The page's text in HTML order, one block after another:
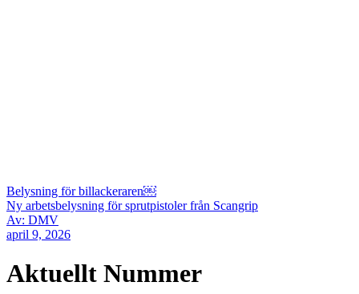
Belysning för billackeraren￼
Ny arbetsbelysning för sprutpistoler från Scangrip
Av: DMV
april 9, 2026
Aktuellt Nummer